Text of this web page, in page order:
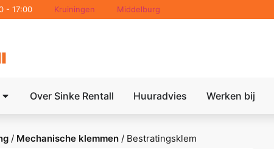
- 17:00 Kruiningen Middelburg
Over Sinke Rentall Huuradvies Werken bij
/ Mechanische klemmen / Bestratingsklem